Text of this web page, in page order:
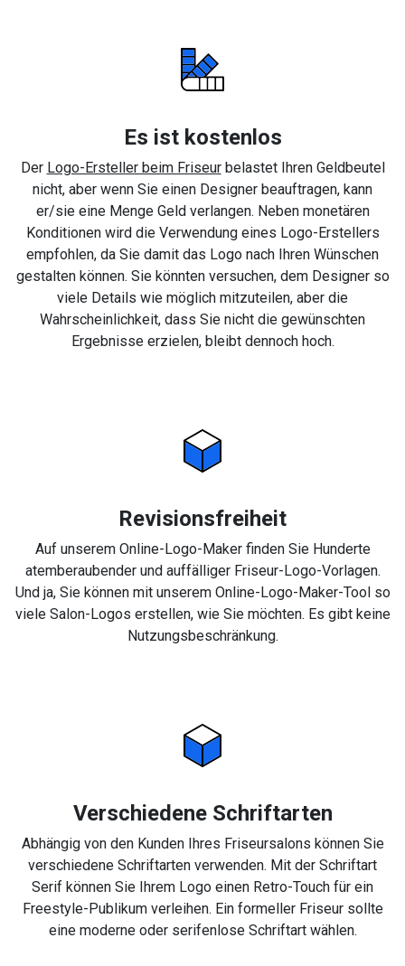
Es ist kostenlos
Der Logo-Ersteller beim Friseurbelastet Ihren Geldbeutel
nicht, aber wenn Sie einen Designer beauftragen, kann
er/sie eine Menge Geld verlangen. Neben monetären
Konditionen wird die Verwendung eines Logo-Erstellers
empfohlen, da Sie damit das Logo nach Ihren Wünschen
gestalten können. Sie könnten versuchen, dem Designer so
viele Details wie möglich mitzuteilen, aber die
Wahrscheinlichkeit, dass Sie nicht die gewünschten
Ergebnisse erzielen, bleibt dennoch hoch.
Revisionsfreiheit
Auf unserem Online-Logo-Maker finden Sie Hunderte
atemberaubender und auffälliger Friseur-Logo-Vorlagen.
Und ja, Sie können mit unserem Online-Logo-Maker-Tool so
viele Salon-Logos erstellen, wie Sie möchten. Es gibt keine
Nutzungsbeschränkung.
Verschiedene Schriftarten
Abhängig von den Kunden Ihres Friseursalons können Sie
verschiedene Schriftarten verwenden. Mit der Schriftart
Serif können Sie Ihrem Logo einen Retro-Touch für ein
Freestyle-Publikum verleihen. Ein formeller Friseur sollte
eine moderne oder serifenlose Schriftart wählen.